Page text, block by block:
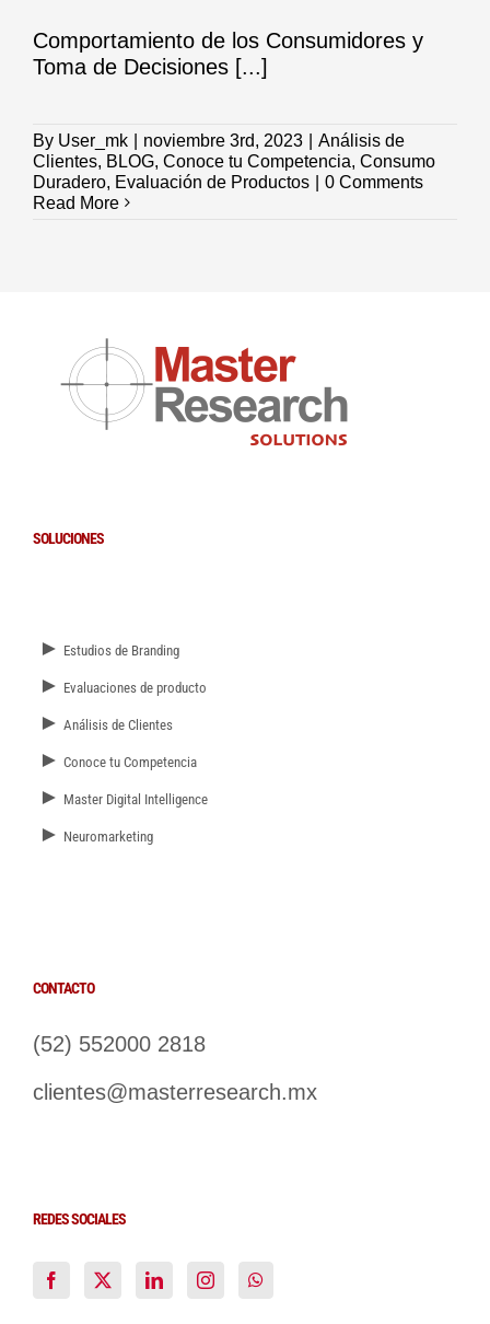
Comportamiento de los Consumidores y
Toma de Decisiones [...]
By User_mk noviembre 3rd, 2023
Análisis de
Clientes, BLOG, Conoce tu Competencia, Consumo
Duradero, Evaluación de Productos
0 Comments
Read More
SOLUCIONES
► Estudios de Branding
► Evaluaciones de producto
► Análisis de Clientes
► Conoce tu Competencia
► Master Digital Intelligence
► Neuromarketing
CONTACTO
(52) 552000 2818
clientes@masterresearch.mx
REDES SOCIALES